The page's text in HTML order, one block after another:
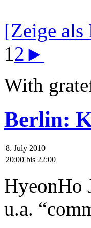
[Zeige als
12 ►
With
Berlin:
8. July 2010
20:00 bis 22:00
HyeonHo
u.a.